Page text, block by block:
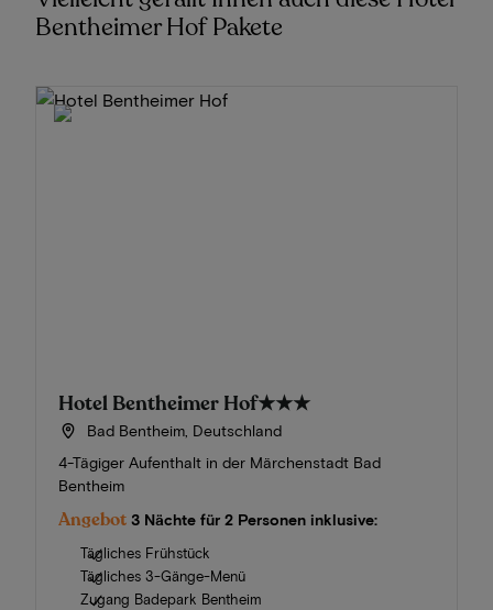
Bentheimer Hof Pakete
Hotel Bentheimer Hof★★★
Bad Bentheim, Deutschland
4-Tägiger Aufenthalt in der Märchenstadt Bad
Bentheim
Angebot 3 Nächte für 2 Personen inklusive:
Tägliches Frühstück
Tägliches 3-Gänge-Menü
Zugang Badepark Bentheim